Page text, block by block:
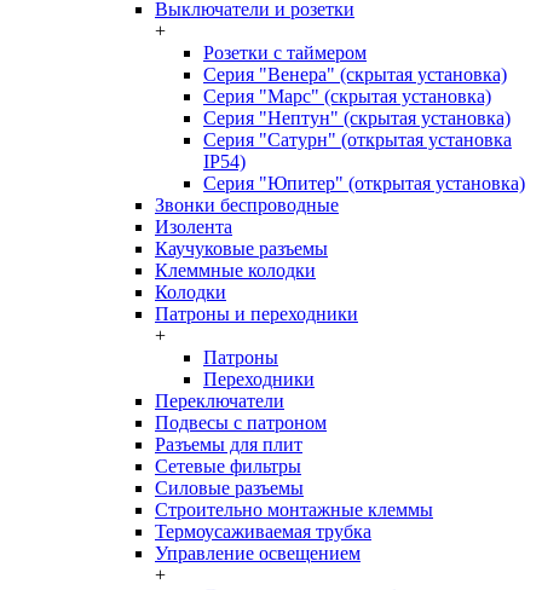
Выключатели и розетки
+
Розетки с таймером
Серия "Венера" (скрытая установка)
Серия "Марс" (скрытая установка)
Серия "Нептун" (скрытая установка)
Серия "Сатурн" (открытая установка
IP54)
Серия "Юпитер" (открытая установка)
Звонки беспроводные
Изолента
Каучуковые разъемы
Клеммные колодки
Колодки
Патроны и переходники
+
Патроны
Переходники
Переключатели
Подвесы с патроном
Разъемы для плит
Сетевые фильтры
Силовые разъемы
Строительно монтажные клеммы
Термоусаживаемая трубка
Управление освещением
+